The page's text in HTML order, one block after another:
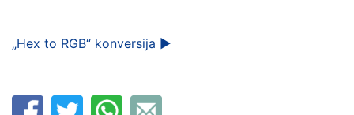
„Hex to RGB“ konversija ►